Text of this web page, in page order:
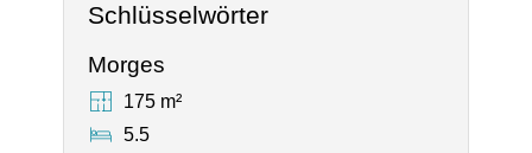
Schlüsselwörter
Morges
175 m²
5.5